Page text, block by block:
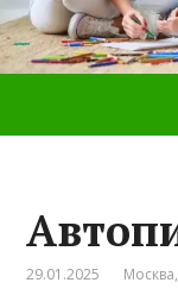
29.01.2025 Москва,